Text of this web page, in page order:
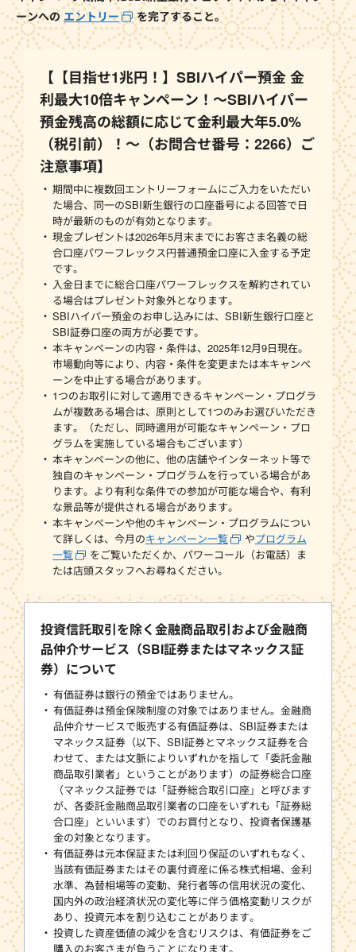
ーンへの エントリー を完了すること。
【【目指せ1兆円！】SBIハイパー預金 金
利最大10倍キャンペーン！～SBIハイパー
預金残高の総額に応じて金利最大年5.0%
（税引前）！～（お問合せ番号：2266）ご
注意事項】
期間中に複数回エントリーフォームにご入力をいただい
た場合、同一のSBI新生銀行の口座番号による回答で日
時が最新のものが有効となります。
現金プレゼントは2026年5月末までにお客さま名義の総
合口座パワーフレックス円普通預金口座に入金する予定
です。
入金日までに総合口座パワーフレックスを解約されてい
る場合はプレゼント対象外となります。
SBIハイパー預金のお申し込みには、SBI新生銀行口座と
SBI証券口座の両方が必要です。
本キャンペーンの内容・条件は、2025年12月9日現在。
市場動向等により、内容・条件を変更または本キャンペ
ーンを中止する場合があります。
1つのお取引に対して適用できるキャンペーン・プログラ
ムが複数ある場合は、原則として1つのみお選びいただき
ます。（ただし、同時適用が可能なキャンペーン・プロ
グラムを実施している場合もございます）
本キャンペーンの他に、他の店舗やインターネット等で
独自のキャンペーン・プログラムを行っている場合があ
ります。より有利な条件での参加が可能な場合や、有利
な景品等が提供される場合があります。
本キャンペーンや他のキャンペーン・プログラムについ
て詳しくは、今月のキャンペーン一覧 やプログラム
一覧
をご覧いただくか、パワーコール（お電話）ま
たは店頭スタッフへお尋ねください。
投資信託取引を除く金融商品取引および金融商
品仲介サービス（SBI証券またはマネックス証
券）について
有価証券は銀行の預金ではありません。
有価証券は預金保険制度の対象ではありません。金融商
品仲介サービスで販売する有価証券は、SBI証券または
マネックス証券（以下、SBI証券とマネックス証券を合
わせて、または文脈によりいずれかを指して「委託金融
商品取引業者」ということがあります）の証券総合口座
（マネックス証券では「証券総合取引口座」と呼びます
が、各委託金融商品取引業者の口座をいずれも「証券総
合口座」といいます）でのお買付となり、投資者保護基
金の対象となります。
有価証券は元本保証または利回り保証のいずれもなく、
当該有価証券またはその裏付資産に係る株式相場、金利
水準、為替相場等の変動、発行者等の信用状況の変化、
国内外の政治経済状況の変化等に伴う価格変動リスクが
あり、投資元本を割り込むことがあります。
投資した資産価値の減少を含むリスクは、有価証券をご
購入のお客さまが負うことになります。